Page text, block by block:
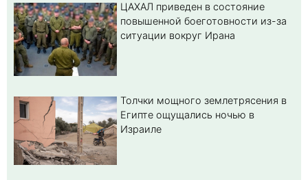
ЦАХАЛ приведен в состояние
повышенной боеготовности из-за
ситуации вокруг Ирана
Толчки мощного землетрясения в
Египте ощущались ночью в
Израиле